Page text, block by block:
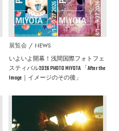
展覧会 NEWS
いよいよ開幕！浅間国際フォトフェ
スティバル2026 PHOTO MIYOTA 「After the
Image｜イメージのその後」